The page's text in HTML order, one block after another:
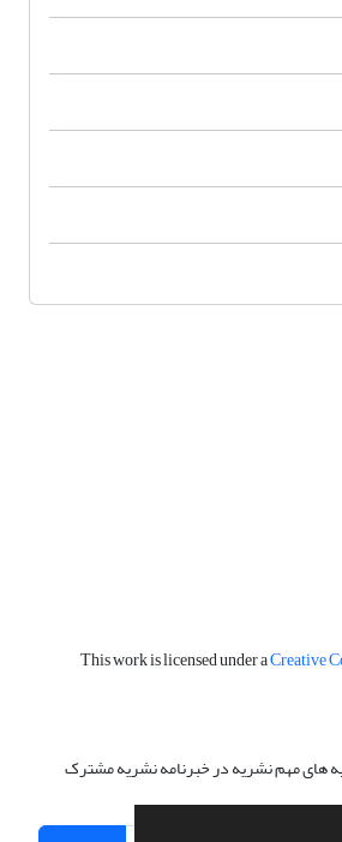
This work is licensed under aCreative
های مهم نشریه در خبرنامه نشریه مشترک